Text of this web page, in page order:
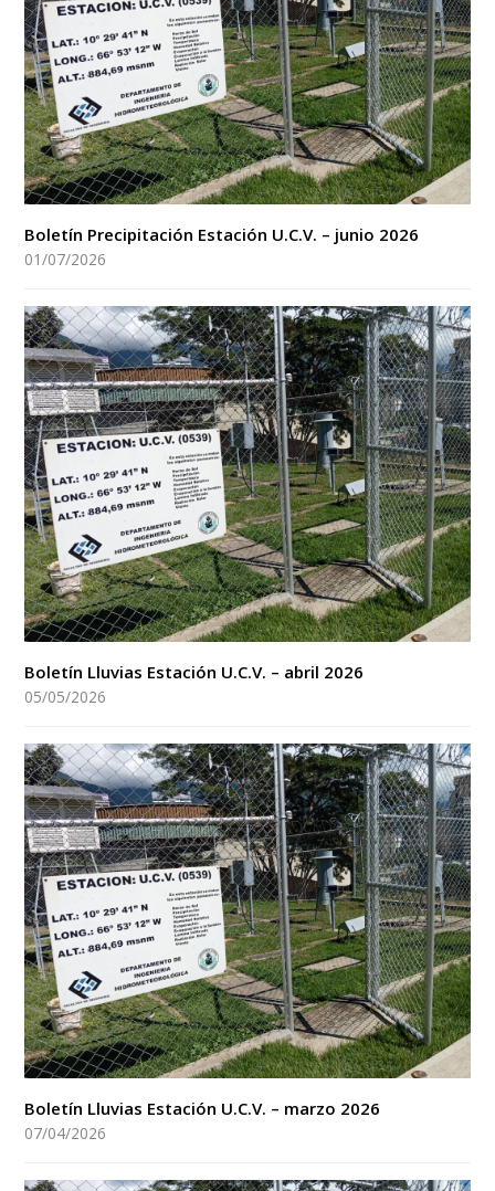
Boletín Precipitación Estación U.C.V. – junio 2026
01/07/2026
Boletín Lluvias Estación U.C.V. – abril 2026
05/05/2026
Boletín Lluvias Estación U.C.V. – marzo 2026
07/04/2026